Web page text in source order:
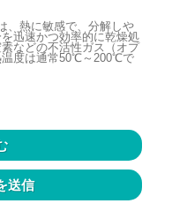
、熱に敏感で、分解しや
迅速かつ効率的に乾燥処
などの不活性ガス（オプ
温度は通常50℃～200℃で
送信